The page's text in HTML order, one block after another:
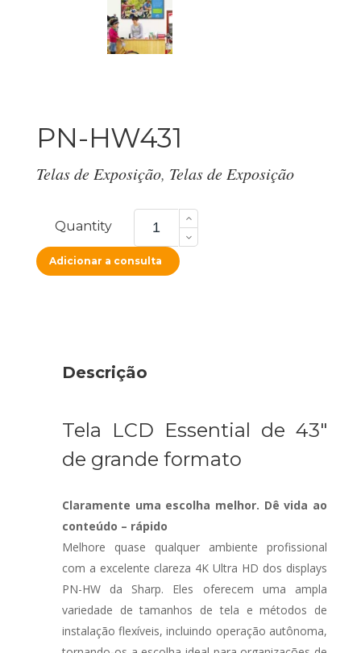
PN-HW431
Telas de Exposição, Telas de Exposição
Quantity
PN-
HW431
quantity
Adicionar a consulta
Descrição
Tela LCD Essential de 43″
de grande formato
Claramente uma escolha melhor. Dê vida ao
conteúdo – rápido
Melhore quase qualquer ambiente profissional
com a excelente clareza 4K Ultra HD dos displays
PN-HW da Sharp. Eles oferecem uma ampla
variedade de tamanhos de tela e métodos de
instalação flexíveis, incluindo operação autônoma,